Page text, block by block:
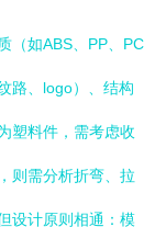
（如ABS、PP、PC
路、logo）、结构
塑料件，需考虑收
则需分析折弯、拉
设计原则相通：模